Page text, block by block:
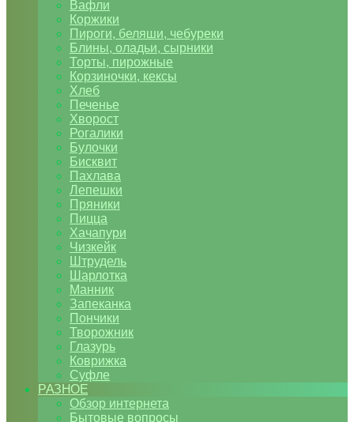
Вафли
Коржики
Пироги, беляши, чебуреки
Блины, оладьи, сырники
Торты, пирожные
Корзиночки, кексы
Хлеб
Печенье
Хворост
Рогалики
Булочки
Бисквит
Пахлава
Лепешки
Пряники
Пицца
Хачапури
Чизкейк
Штрудель
Шарлотка
Манник
Запеканка
Пончики
Творожник
Глазурь
Коврижка
Суфле
РАЗНОЕ
Обзор интернета
Бытовые вопросы